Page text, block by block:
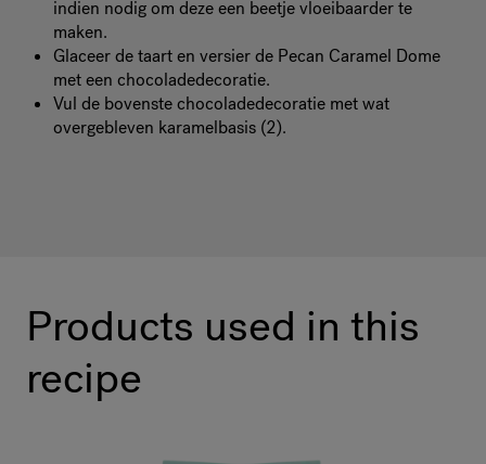
indien nodig om deze een beetje vloeibaarder te
maken.
Glaceer de taart en versier de Pecan Caramel Dome
met een chocoladedecoratie.
Vul de bovenste chocoladedecoratie met wat
overgebleven karamelbasis (2).
Products used in this
recipe